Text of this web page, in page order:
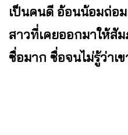
เป็นคนดี อ้อนน้อมถ่อ
สาวที่เคยออกมาให้สั
ซื่อมาก ซื่อจนไม่รู้ว่าเ